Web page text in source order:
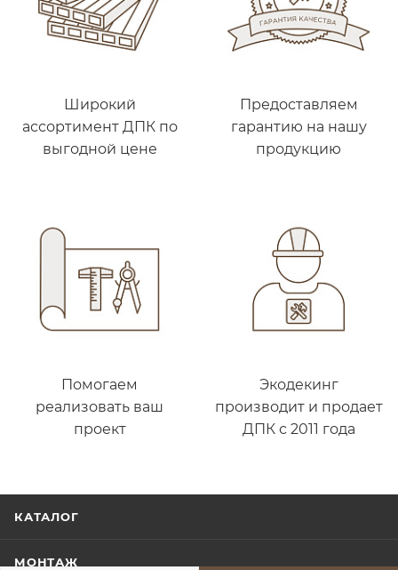
Широкий
ассортимент ДПК по
выгодной цене
Предоставляем
гарантию на нашу
продукцию
Помогаем
реализовать ваш
проект
Экодекинг
производит и продает
ДПК с 2011 года
КАТАЛОГ
МОНТАЖ